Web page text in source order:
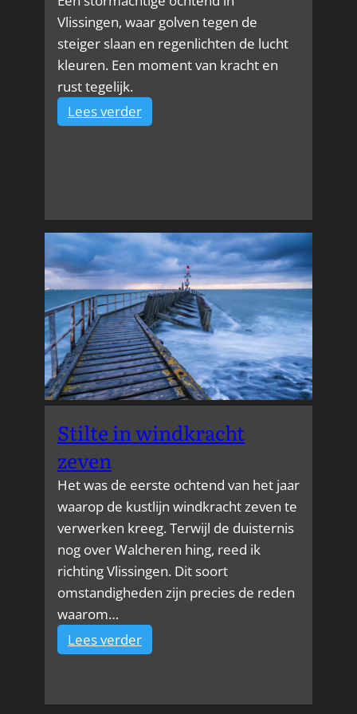
Vlissingen, waar golven tegen de
steiger slaan en regenlichten de lucht
kleuren. Een moment van kracht en
rust tegelijk.
Lees verder:
Waar
wateren
groeit
Stilte in windkracht
zeven
Het was de eerste ochtend van het jaar
waarop de kustlijn windkracht zeven te
verwerken kreeg. Terwijl de duisternis
nog over Walcheren hing, reed ik
richting Vlissingen. Dit soort
omstandigheden zijn precies de reden
waarom…
Lees verder:
Stilte
windkracht